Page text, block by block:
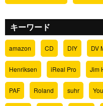
キーワード
amazon CD DIY DV
Henriksen iReal Pro Jim
PAF Roland suhr